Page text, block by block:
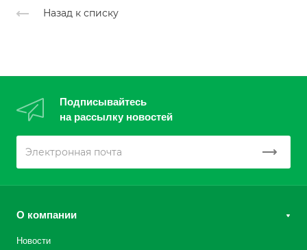
Назад к списку
Подписывайтесь
на рассылку новостей
О компании
Новости